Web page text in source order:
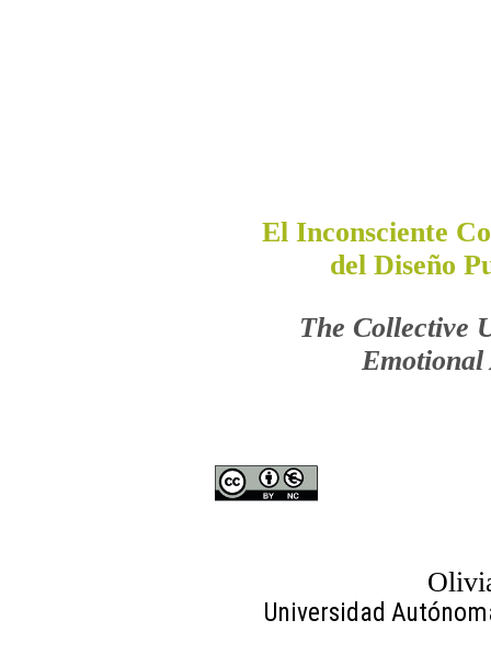
El Inconsciente
del Diseño
The Collective
Emotional
Universidad